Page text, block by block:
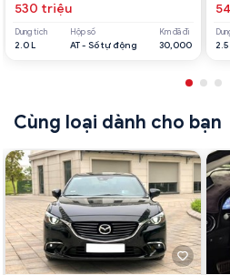
530 triệu
Dung tích
2.0 L
Hộp số
AT - Số tự động
Km đã đi
30,000 2.5
Cùng loại dành cho bạn